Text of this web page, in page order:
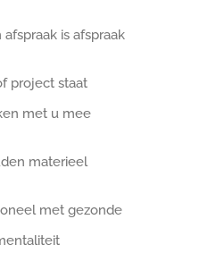
afspraak is afspraak
project staat
met u mee
materieel
met gezonde